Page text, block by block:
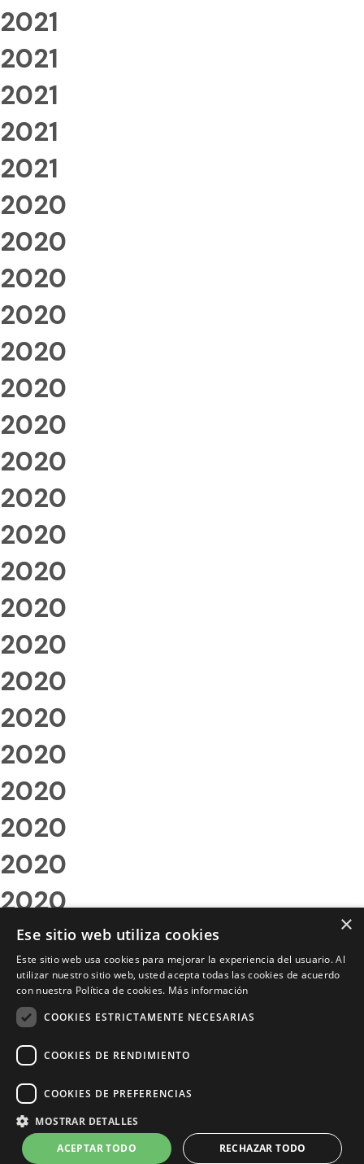
2021
2021
2021
2021
2021
2020
2020
2020
2020
2020
2020
2020
2020
2020
2020
2020
2020
2020
2020
2020
2020
2020
2020
2020
2020
2020
2020
2020
2020
2020
2020
×
Ese sitio web utiliza cookies
Este sitio web usa cookies para mejorar la experiencia del usuario. Al
utilizar nuestro sitio web, usted acepta todas las cookies de acuerdo
con nuestra Política de cookies. Más información
COOKIES ESTRICTAMENTE NECESARIAS
COOKIES DE RENDIMIENTO
COOKIES DE PREFERENCIAS
MOSTRAR DETALLES
ACEPTAR TODO
RECHAZAR TODO